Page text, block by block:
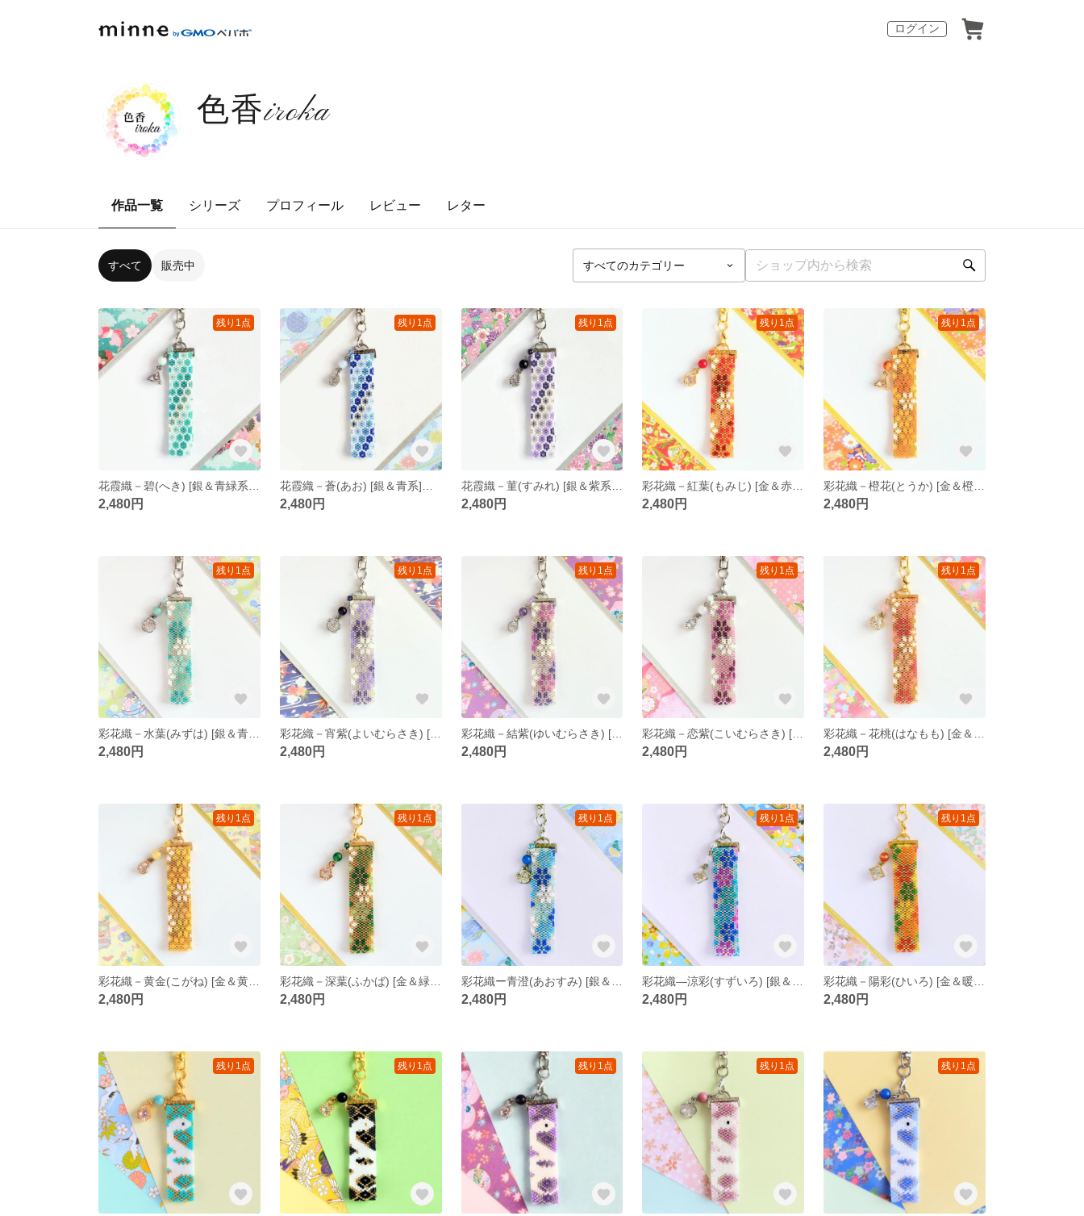
ログイン
色香iroka
作品一覧 シリーズ プロフィール レビュー レター
すべて 販売中
残り1点
2,480円
残り1点
2,480円
残り1点
2,480円
残り1点
2,480円
残り1点
2,480円
残り1点
2,480円
残り1点
彩花織－宵紫(よいむらさき) [銀＆青紫系] ペヨーテステッチ キーホルダー
2,480円
残り1点
彩花織－結紫(ゆいむらさき) [銀＆青紫-赤紫系] ペヨーテステッチ キーホルダー
2,480円
残り1点
2,480円
残り1点
2,480円
残り1点
2,480円
残り1点
2,480円
残り1点
2,480円
残り1点
2,480円
残り1点
2,480円
残り1点 残り1点 残り1点 残り1点 残り1点